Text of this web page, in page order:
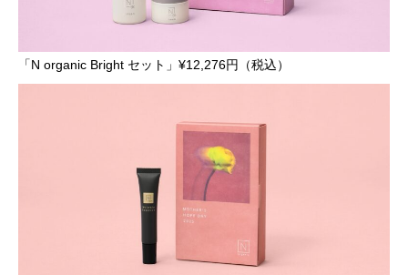
「N organic Bright セット」¥12,276円（税込）